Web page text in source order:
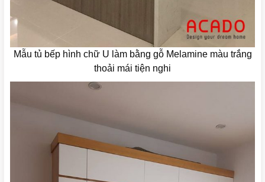
Mẫu tủ bếp hình chữ U làm bằng gỗ Melamine màu trắng
thoải mái tiện nghi